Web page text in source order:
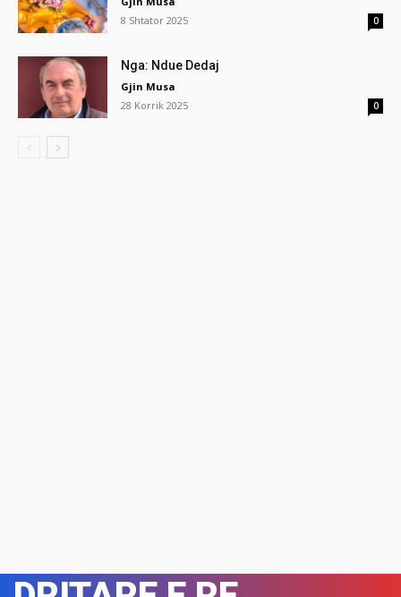
8 Shtator 2025
0
Nga: Ndue Dedaj
Gjin Musa
28 Korrik 2025
0